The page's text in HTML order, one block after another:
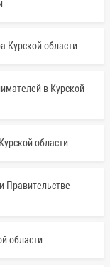
Курской области
в Курской
области
Правительстве
области